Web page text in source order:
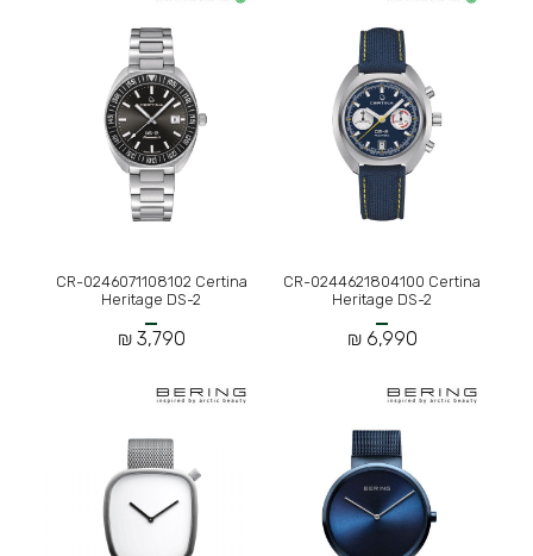
CR-0244621804100 Certina
Heritage DS-2
6,990 ₪
CR-0246071108102 Certina
Heritage DS-2
3,790 ₪